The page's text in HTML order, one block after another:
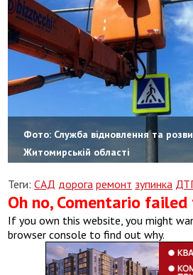
Фото: Служба відновлення та
Житомирській області
Теги:САД дорога ремонт зупинка
Oh no, Comentario
If you own this website, you might
browser console to find out why.